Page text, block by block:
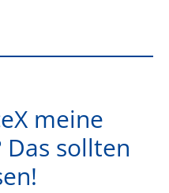
meine
sollten